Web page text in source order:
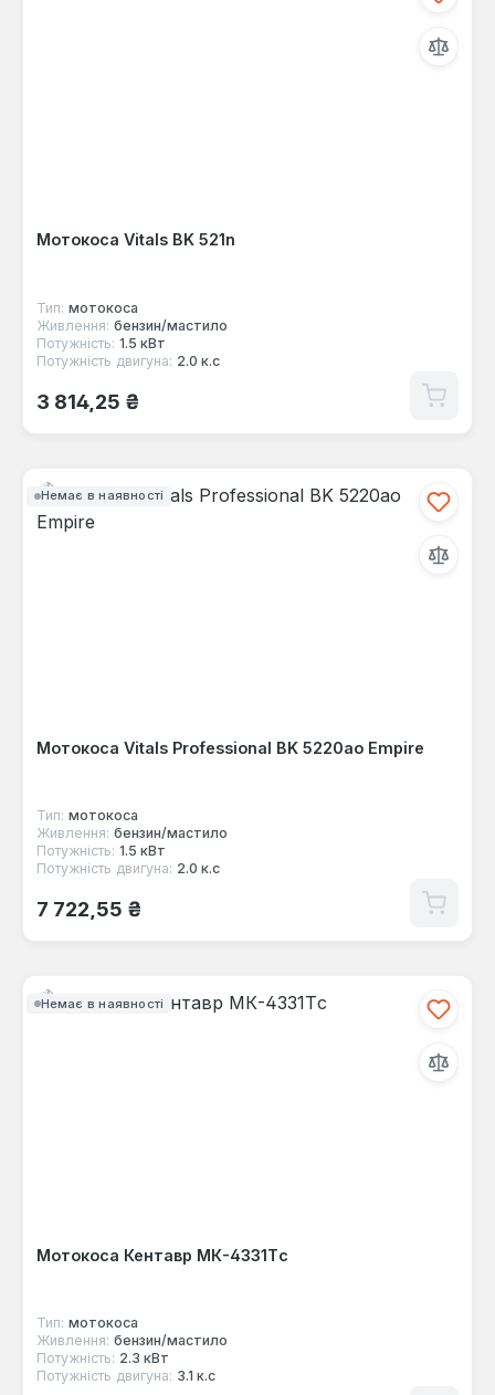
Мотокоса Vitals BK 521n
Тип: мотокоса
Живлення: бензин/мастило
Потужність: 1.5 кВт
Потужність двигуна: 2.0 к.с
Звичайна ціна:
3 814,25 ₴
Немає в наявності
Мотокоса Vitals Professional BK 5220ao Empire
Тип: мотокоса
Живлення: бензин/мастило
Потужність: 1.5 кВт
Потужність двигуна: 2.0 к.с
Звичайна ціна:
7 722,55 ₴
Немає в наявності
Мотокоса Кентавр МК-4331Тc
Тип: мотокоса
Живлення: бензин/мастило
Потужність: 2.3 кВт
Потужність двигуна: 3.1 к.с